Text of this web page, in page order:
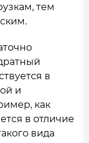
тем
в
и
как
в отличие
вида